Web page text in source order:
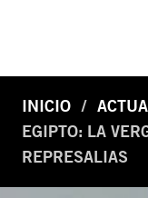
INICIO
EGIPTO: LA
REPRESALIAS